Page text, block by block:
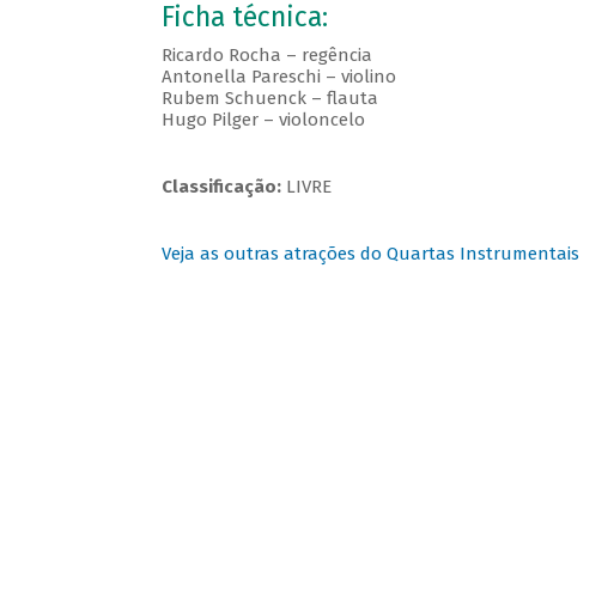
Ficha técnica:
Ricardo Rocha – regência
Antonella Pareschi – violino
Rubem Schuenck – flauta
Hugo Pilger – violoncelo
Classificação:LIVRE
Veja as outras atrações do Quartas Instrumentais